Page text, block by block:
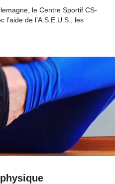
le Centre Sportif CS-
l’aide de l’A.S.E.U.S., les